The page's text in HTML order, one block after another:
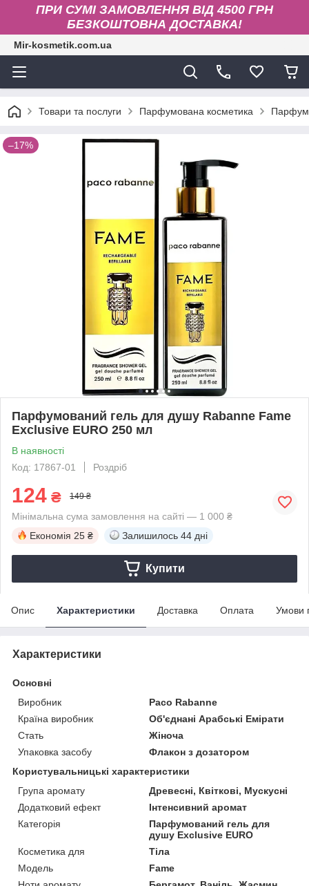
ПРИ СУМІ ЗАМОВЛЕННЯ ВІД 4500 ГРН
БЕЗКОШТОВНА ДОСТАВКА!
Mir-kosmetik.com.ua
Товари та послуги Парфумована косметика
–17%
Парфумований гель для душу Rabanne Fame
Exclusive EURO 250 мл
В наявності
Код: 17867-01
Роздріб
124 ₴ 149 ₴
Мінімальна сума замовлення на сайті — 1 000 ₴
Економія 25 ₴ Залишилось 44 дні
Купити
Опис Характеристики Доставка Оплата Умови
Характеристики
Основні
Виробник
Paco Rabanne
Країна виробник
Об'єднані Арабські Емірати
Стать
Жіноча
Упаковка засобу
Флакон з дозатором
Користувальницькі характеристики
Група аромату
Древесні, Квіткові, Мускусні
Додатковий ефект
Інтенсивний аромат
Категорія
Парфумований гель для
душу Exclusive EURO
Косметика для
Тіла
Мoдель
Fame